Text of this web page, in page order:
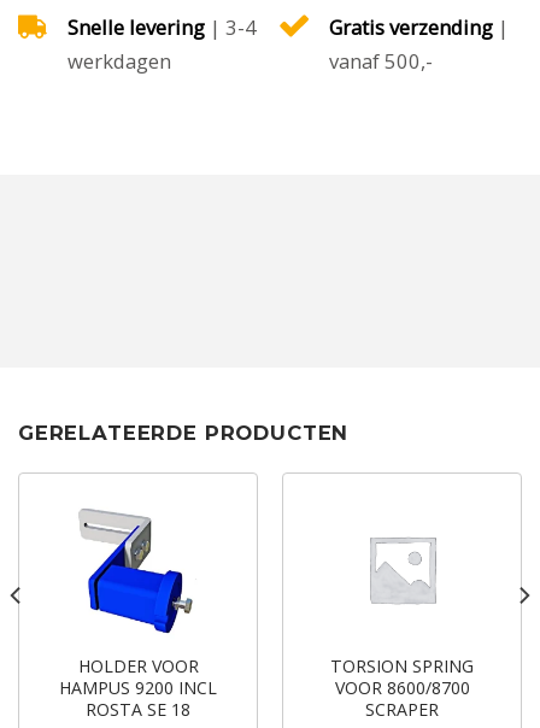
Snelle levering| 3-4
werkdagen
Gratis verzending|
vanaf 500,-
GERELATEERDE PRODUCTEN
HOLDER VOOR
HAMPUS 9200 INCL
ROSTA SE 18
TORSION SPRING
VOOR 8600/8700
SCRAPER